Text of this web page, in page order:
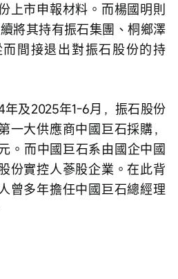
上市申報材料。而楊國明則
將其持有振石集團、桐鄉澤
間接退出對振石股份的持
及2025年1-6月，振石股份
一大供應商中國巨石採購，
。而中國巨石系由國企中國
份實控人蔘股企業。在此背
曾多年擔任中國巨石總經理